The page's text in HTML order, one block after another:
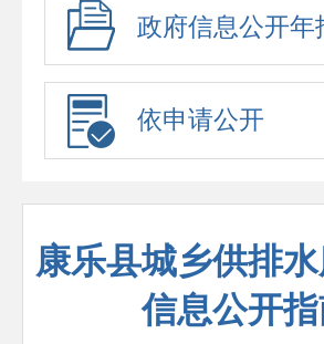
政府信息公开年
依申请公开
康乐县城乡供排
信息公开